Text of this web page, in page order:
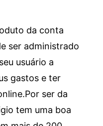
da conta
ser administrado
usuário a
gastos e ter
Por ser da
tem uma boa